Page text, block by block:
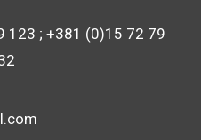
123 ; +381 (0)15 72 79